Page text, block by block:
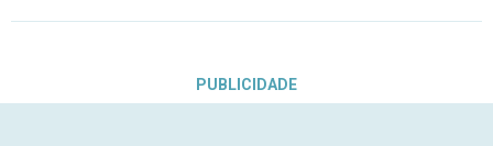
PUBLICIDADE